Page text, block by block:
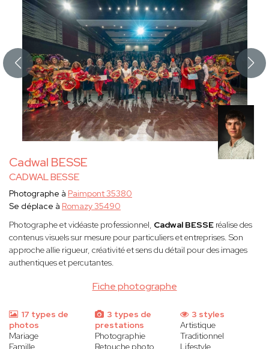
Cadwal BESSE
CADWAL BESSE
Fiche photographe
Photographe à Paimpont 35380
Se déplace à Romazy 35490
Photographe et vidéaste professionnel, Cadwal BESSE réalise des
contenus visuels sur mesure pour particuliers et entreprises. Son
approche allie rigueur, créativité et sens du détail pour des images
authentiques et percutantes.
17 types de
photos
Mariage
Famille
3 types de
prestations
Photographie
Retouche photo
3 styles
Artistique
Traditionnel
Lifestyle